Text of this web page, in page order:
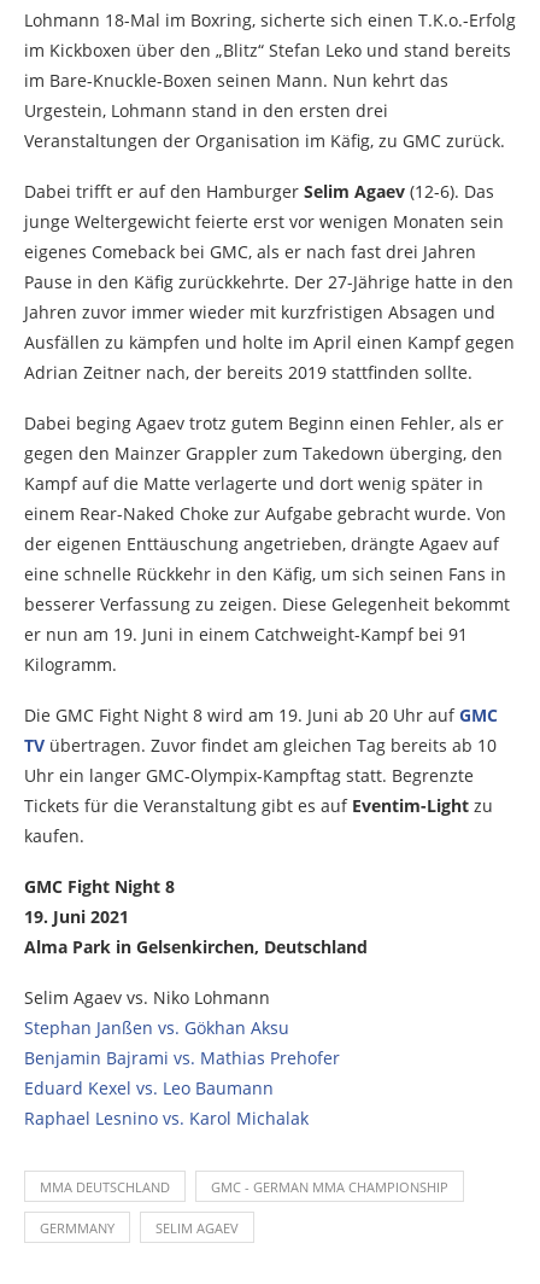
Lohmann 18-Mal im Boxring, sicherte sich einen T.K.o.-Erfolg
im Kickboxen über den „Blitz“ Stefan Leko und stand bereits
im Bare-Knuckle-Boxen seinen Mann. Nun kehrt das
Urgestein, Lohmann stand in den ersten drei
Veranstaltungen der Organisation im Käfig, zu GMC zurück.
Dabei trifft er auf den Hamburger Selim Agaev (12-6). Das
junge Weltergewicht feierte erst vor wenigen Monaten sein
eigenes Comeback bei GMC, als er nach fast drei Jahren
Pause in den Käfig zurückkehrte. Der 27-Jährige hatte in den
Jahren zuvor immer wieder mit kurzfristigen Absagen und
Ausfällen zu kämpfen und holte im April einen Kampf gegen
Adrian Zeitner nach, der bereits 2019 stattfinden sollte.
Dabei beging Agaev trotz gutem Beginn einen Fehler, als er
gegen den Mainzer Grappler zum Takedown überging, den
Kampf auf die Matte verlagerte und dort wenig später in
einem Rear-Naked Choke zur Aufgabe gebracht wurde. Von
der eigenen Enttäuschung angetrieben, drängte Agaev auf
eine schnelle Rückkehr in den Käfig, um sich seinen Fans in
besserer Verfassung zu zeigen. Diese Gelegenheit bekommt
er nun am 19. Juni in einem Catchweight-Kampf bei 91
Kilogramm.
Die GMC Fight Night 8 wird am 19. Juni ab 20 Uhr aufGMC
TV übertragen. Zuvor findet am gleichen Tag bereits ab 10
Uhr ein langer GMC-Olympix-Kampftag statt. Begrenzte
Tickets für die Veranstaltung gibt es auf Eventim-Light zu
kaufen.
GMC Fight Night 8
19. Juni 2021
Alma Park in Gelsenkirchen, Deutschland
Selim Agaev vs. Niko Lohmann
Stephan Janßen vs. Gökhan Aksu
Benjamin Bajrami vs. Mathias Prehofer
Eduard Kexel vs. Leo Baumann
Raphael Lesnino vs. Karol Michalak
MMA DEUTSCHLAND GMC - GERMAN MMA CHAMPIONSHIP
GERMMANY SELIM AGAEV